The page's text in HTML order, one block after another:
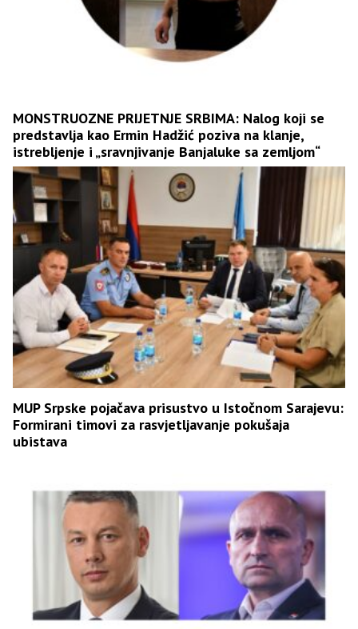
MONSTRUOZNE PRIJETNJE SRBIMA: Nalog koji se
predstavlja kao Ermin Hadžić poziva na klanje,
istrebljenje i „sravnjivanje Banjaluke sa zemljom“
MUP Srpske pojačava prisustvo u Istočnom Sarajevu:
Formirani timovi za rasvjetljavanje pokušaja
ubistava